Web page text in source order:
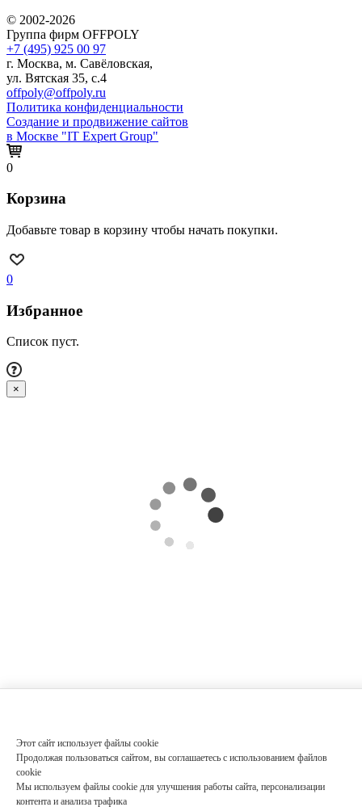
© 2002-2026
Группа фирм OFFPOLY
+7 (495) 925 00 97
г. Москва, м. Савёловская,
ул. Вятская 35, с.4
offpoly@offpoly.ru
Политика конфиденциальности
Создание и продвижение сайтов
в Москве "IT Expert Group"
Этот сайт использует файлы cookie
Продолжая пользоваться сайтом, вы соглашаетесь с использованием файлов
cookie
Мы используем файлы cookie для улучшения работы сайта, персонализации
контента и анализа трафика
0
Корзина
Добавьте товар в корзину чтобы начать покупки.
0
Избранное
Список пуст.
×